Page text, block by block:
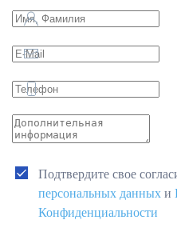
Подтвердите свое
персональных данных и
Конфиденциальности